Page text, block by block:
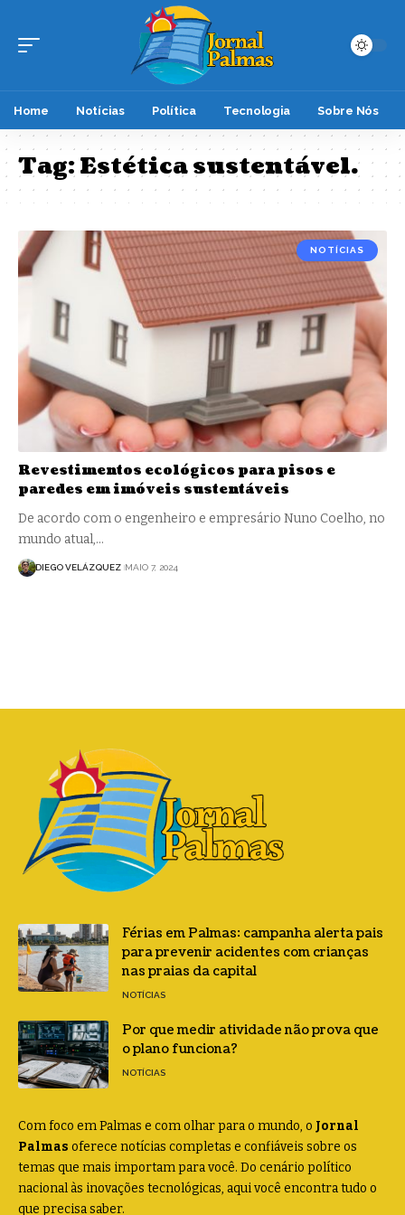
Home Notícias Política Tecnologia Sobre Nós
Tag:Estética sustentável.
NOTÍCIAS
Revestimentos ecológicos para pisos e
paredes em imóveis sustentáveis
De acordo com o engenheiro e empresário Nuno Coelho, no
mundo atual,…
DIEGO VELÁZQUEZ MAIO 7, 2024
Férias em Palmas: campanha alerta pais
para prevenir acidentes com crianças
nas praias da capital
NOTÍCIAS
Por que medir atividade não prova que
o plano funciona?
NOTÍCIAS
Com foco em Palmas e com olhar para o mundo, o Jornal
Palmas oferece notícias completas e confiáveis sobre os
temas que mais importam para você. Do cenário político
nacional às inovações tecnológicas, aqui você encontra tudo o
que precisa saber.